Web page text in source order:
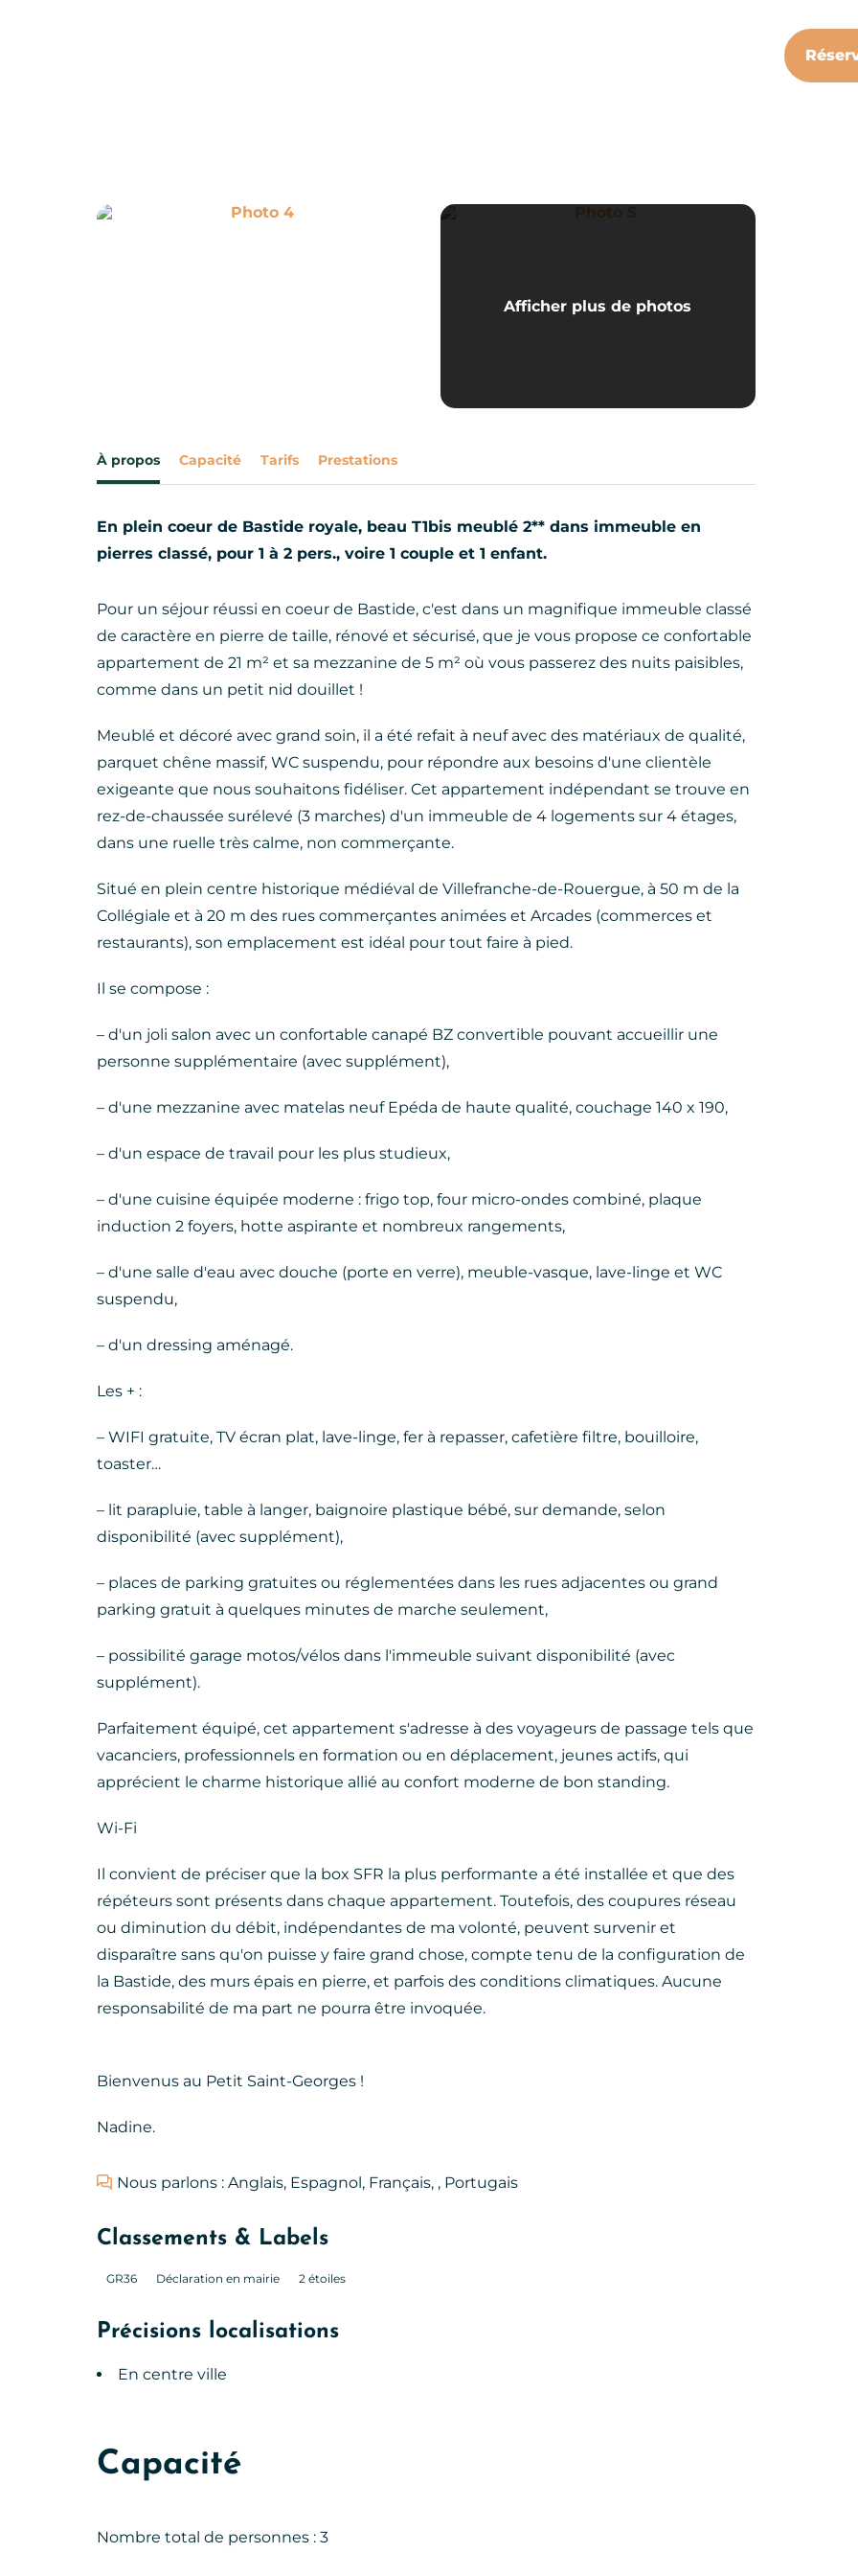
Photo 4
Afficher plus de photos
À propos Capacité Tarifs Prestations
En plein coeur de Bastide royale, beau T1bis meublé 2** dans immeuble en
pierres classé, pour 1 à 2 pers., voire 1 couple et 1 enfant.
Pour un séjour réussi en coeur de Bastide, c'est dans un magnifique immeuble classé
de caractère en pierre de taille, rénové et sécurisé, que je vous propose ce confortable
appartement de 21 m² et sa mezzanine de 5 m² où vous passerez des nuits paisibles,
comme dans un petit nid douillet !
Meublé et décoré avec grand soin, il a été refait à neuf avec des matériaux de qualité,
parquet chêne massif, WC suspendu, pour répondre aux besoins d'une clientèle
exigeante que nous souhaitons fidéliser. Cet appartement indépendant se trouve en
rez-de-chaussée surélevé (3 marches) d'un immeuble de 4 logements sur 4 étages,
dans une ruelle très calme, non commerçante.
Situé en plein centre historique médiéval de Villefranche-de-Rouergue, à 50 m de la
Collégiale et à 20 m des rues commerçantes animées et Arcades (commerces et
restaurants), son emplacement est idéal pour tout faire à pied.
Il se compose :
– d'un joli salon avec un confortable canapé BZ convertible pouvant accueillir une
personne supplémentaire (avec supplément),
– d'une mezzanine avec matelas neuf Epéda de haute qualité, couchage 140 x 190,
– d'un espace de travail pour les plus studieux,
– d'une cuisine équipée moderne : frigo top, four micro-ondes combiné, plaque
induction 2 foyers, hotte aspirante et nombreux rangements,
– d'une salle d'eau avec douche (porte en verre), meuble-vasque, lave-linge et WC
suspendu,
– d'un dressing aménagé.
Les + :
– WIFI gratuite, TV écran plat, lave-linge, fer à repasser, cafetière filtre, bouilloire,
toaster…
– lit parapluie, table à langer, baignoire plastique bébé, sur demande, selon
disponibilité (avec supplément),
– places de parking gratuites ou réglementées dans les rues adjacentes ou grand
parking gratuit à quelques minutes de marche seulement,
– possibilité garage motos/vélos dans l'immeuble suivant disponibilité (avec
supplément).
Parfaitement équipé, cet appartement s'adresse à des voyageurs de passage tels que
vacanciers, professionnels en formation ou en déplacement, jeunes actifs, qui
apprécient le charme historique allié au confort moderne de bon standing.
Wi-Fi
Il convient de préciser que la box SFR la plus performante a été installée et que des
répéteurs sont présents dans chaque appartement. Toutefois, des coupures réseau
ou diminution du débit, indépendantes de ma volonté, peuvent survenir et
disparaître sans qu'on puisse y faire grand chose, compte tenu de la configuration de
la Bastide, des murs épais en pierre, et parfois des conditions climatiques. Aucune
responsabilité de ma part ne pourra être invoquée.
Bienvenus au Petit Saint-Georges !
Nadine.
Nous parlons : Anglais, Espagnol, Français, , Portugais
Classements & Labels
GR36 Déclaration en mairie 2 étoiles
Précisions localisations
En centre ville
Capacité
Nombre total de personnes : 3